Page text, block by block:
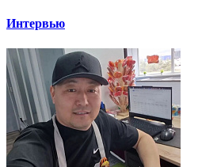
Интервью